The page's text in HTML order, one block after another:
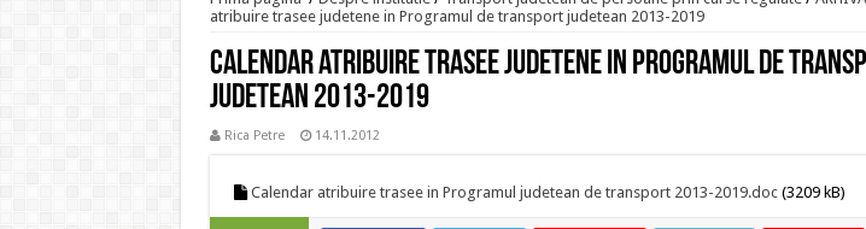
atribuire trasee judetene in Programul de transport judetean 2013-2019
Calendar atribuire trasee judetene in Programul de
judetean 2013-2019
Rica Petre 14.11.2012
Calendar atribuire trasee in Programul judetean de transport 2013-2019.doc(3209 kB)